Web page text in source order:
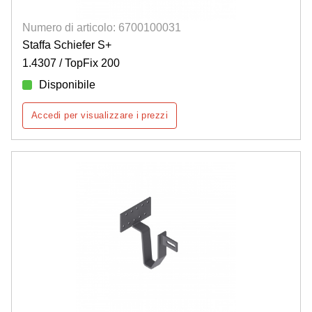
Numero di articolo: 6700100031
Staffa Schiefer S+
1.4307 / TopFix 200
Disponibile
Accedi per visualizzare i prezzi